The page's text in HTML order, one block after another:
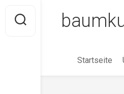
content
Startseite